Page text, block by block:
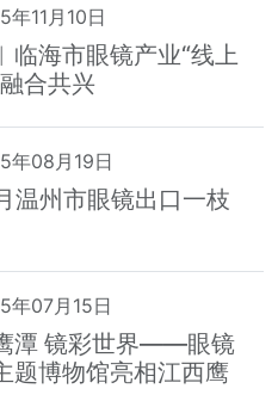
年11月10日
临海市眼镜产业“线上
合共兴
年08月19日
温州市眼镜出口一枝
年07月15日
潭 镜彩世界——眼镜
题博物馆亮相江西鹰